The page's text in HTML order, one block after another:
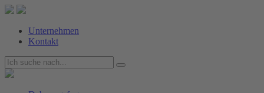
Unternehmen
Kontakt